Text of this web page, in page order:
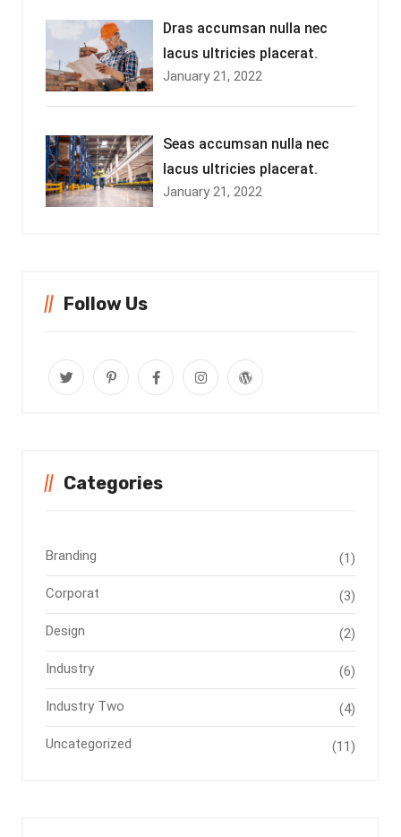
Dras accumsan nulla nec
lacus ultricies placerat.
January 21, 2022
Seas accumsan nulla nec
lacus ultricies placerat.
January 21, 2022
Follow Us
Categories
Branding (1)
Corporat (3)
Design (2)
Industry (6)
Industry Two (4)
Uncategorized (11)